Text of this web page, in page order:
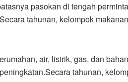
pasokan di tengah
tahunan, kelompok
air, listrik, gas, dan
tahunan,